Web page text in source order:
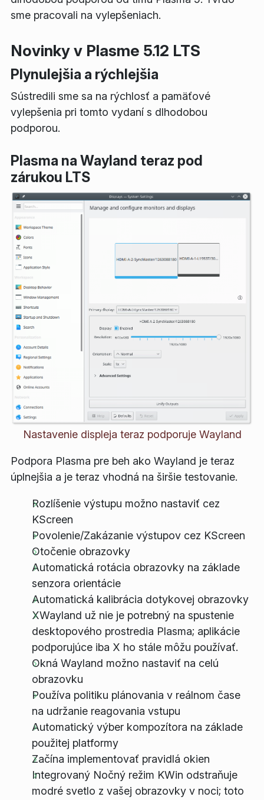
sme pracovali na vylepšeniach.
Novinky v Plasme 5.12 LTS
Plynulejšia a rýchlejšia
Sústredili sme sa na rýchlosť a pamäťové
vylepšenia pri tomto vydaní s dlhodobou
podporou.
Plasma na Wayland teraz pod
zárukou LTS
Nastavenie displeja teraz podporuje Wayland
Podpora Plasma pre beh ako Wayland je teraz
úplnejšia a je teraz vhodná na širšie testovanie.
Rozlíšenie výstupu možno nastaviť cez
KScreen
Povolenie/Zakázanie výstupov cez KScreen
Otočenie obrazovky
Automatická rotácia obrazovky na základe
senzora orientácie
Automatická kalibrácia dotykovej obrazovky
XWayland už nie je potrebný na spustenie
desktopového prostredia Plasma; aplikácie
podporujúce iba X ho stále môžu používať.
Okná Wayland možno nastaviť na celú
obrazovku
Používa politiku plánovania v reálnom čase
na udržanie reagovania vstupu
Automatický výber kompozítora na základe
použitej platformy
Začína implementovať pravidlá okien
Integrovaný Nočný režim KWin odstraňuje
modré svetlo z vašej obrazovky v noci; toto